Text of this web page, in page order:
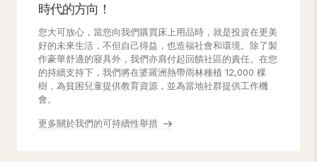
時代的方向！
您大可放心，當您向我們購買床上用品時，就是投資在更美
好的未來生活，不但自己得益，也造福社會和環境。除了製
作豪華舒適的寢具外，我們亦肩付起回饋社區的責任。在您
的持續支持下，我們將在婆羅洲熱帶雨林種植 12,000 棵
樹，為貧困兒童提供教育資源，並為當地社群提供工作機
會。
更多關於我們的可持續性舉措